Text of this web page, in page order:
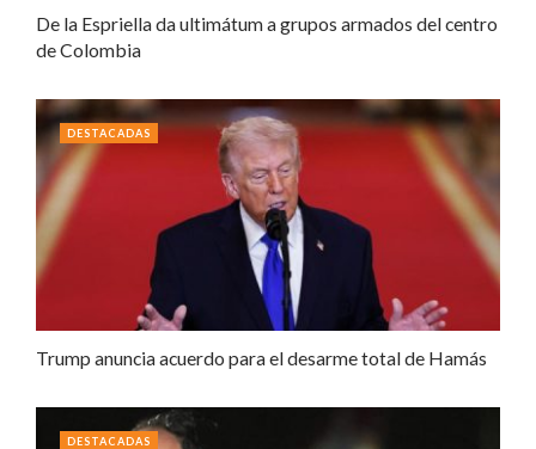
De la Espriella da ultimátum a grupos armados del centro
de Colombia
Trump anuncia acuerdo para el desarme total de Hamás
DESTACADAS
DESTACADAS